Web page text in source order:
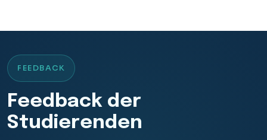
FEEDBACK
Feedback der
Studierenden